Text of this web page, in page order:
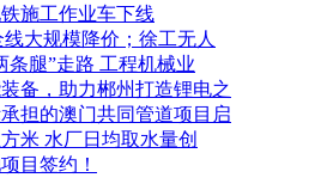
施工作业车下线
大规模降价；徐工无人
条腿”走路 工程机械业
备，助力郴州打造锂电之
担的澳门共同管道项目启
米 水厂日均取水量创
目签约！